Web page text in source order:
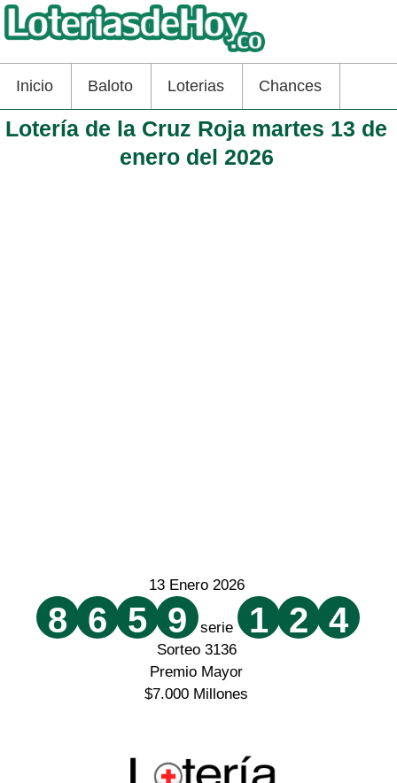
Inicio Baloto Loterias Chances
Lotería de la Cruz Roja martes 13 de
enero del 2026
13 Enero 2026
8 6 5 9 serie 1 2 4
Sorteo 3136
Premio Mayor
$7.000 Millones